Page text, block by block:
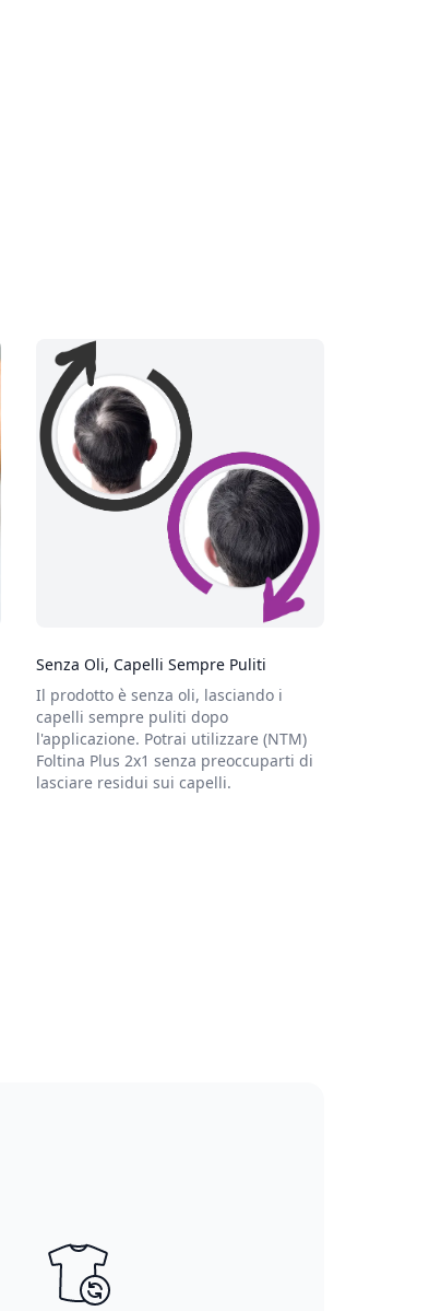
Senza Oli, Capelli Sempre Puliti
Il prodotto è senza oli, lasciando i
capelli sempre puliti dopo
l'applicazione. Potrai utilizzare (NTM)
Foltina Plus 2x1 senza preoccuparti di
lasciare residui sui capelli.